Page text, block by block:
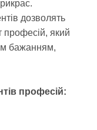
дозволять
професій, який
бажанням,
професій: